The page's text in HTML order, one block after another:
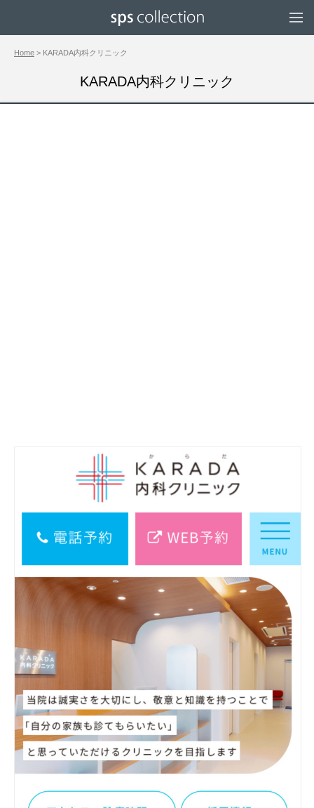
Home > KARADA内科クリニック
KARADA内科クリニック